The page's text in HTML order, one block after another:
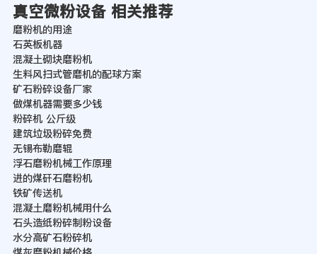
真空微粉设备 相关推荐
磨粉机的用途
石英板机器
混凝土砌块磨粉机
生料风扫式管磨机的配球方案
矿石粉碎设备厂家
做煤机器需要多少钱
粉碎机 公斤级
建筑垃圾粉碎免费
无锡布勒磨辊
浮石磨粉机械工作原理
进的煤矸石磨粉机
铁矿传送机
混凝土磨粉机械用什么
石头造纸粉碎制粉设备
水分高矿石粉碎机